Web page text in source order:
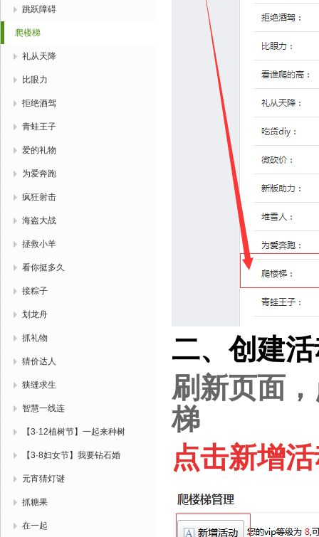
跳跃障碍
爬楼梯
礼从天降
比眼力
拒绝酒驾
青蛙王子
爱的礼物
为爱奔跑
疯狂射击
海盗大战
拯救小羊
看你挺多久
接粽子
划龙舟
抓礼物
猜价达人
狭缝求生
智慧一线连
【3·12植树节】一起来种树
【3·8妇女节】我要钻石婚
元宵猜灯谜
抓糖果
在一起
二、创建
刷新页面
梯
点击新增